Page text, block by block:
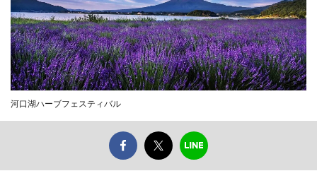
河口湖ハーブフェスティバル